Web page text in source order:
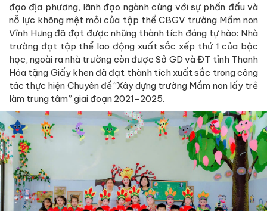
đạo địa phương, lãnh đạo ngành cùng với sự phấn đấu và
nỗ lực không mệt mỏi của tập thể CBGV trường Mầm non
Vĩnh Hưng đã đạt được những thành tích đáng tự hào: Nhà
trường đạt tập thể lao động xuất sắc xếp thứ 1 của bậc
học, ngoài ra nhà trường còn được Sở GD và ĐT tỉnh Thanh
Hóa tặng Giấy khen đã đạt thành tích xuất sắc trong công
tác thực hiện Chuyên đề “Xây dựng trường Mầm non lấy trẻ
làm trung tâm” giai đoạn 2021-2025.